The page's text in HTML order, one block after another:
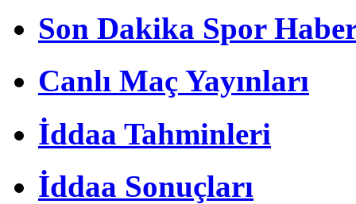
Son Dakika Spor
Canlı Maç Yayınları
İddaa Tahminleri
İddaa Sonuçları